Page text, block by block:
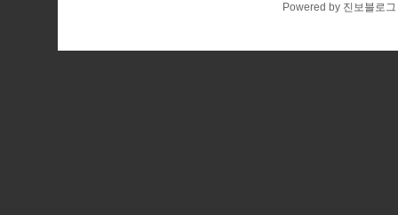
Powered by 진보블로그